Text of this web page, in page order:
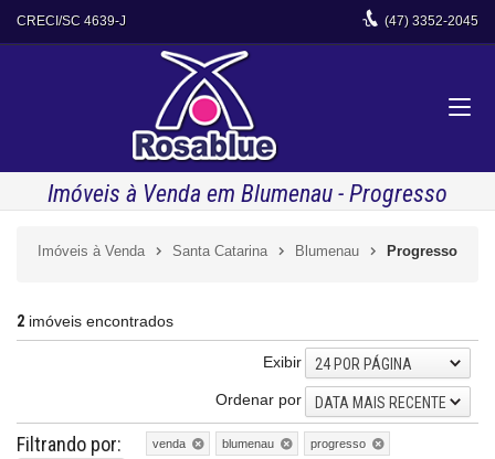
CRECI/SC 4639-J (47) 3352-2045
Imóveis à Venda em Blumenau - Progresso
Imóveis à Venda Santa Catarina Blumenau Progresso
2 imóveis encontrados
Exibir
24 POR PÁGINA
Ordenar por
DATA MAIS RECENTE
Filtrando por: venda blumenau
progresso